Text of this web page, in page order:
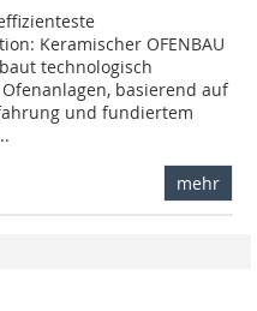
Keramischer OFENBAU
technologisch
basierend auf
und fundiertem
mehr